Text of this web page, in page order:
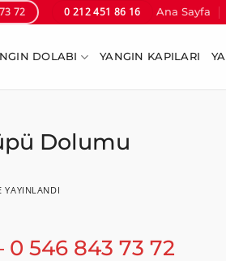
72 0 212 451 86 16 Ana Sayfa
DOLABI YANGIN KAPILARI
Dolumu
YAYINLANDI
0 546 843 73 72